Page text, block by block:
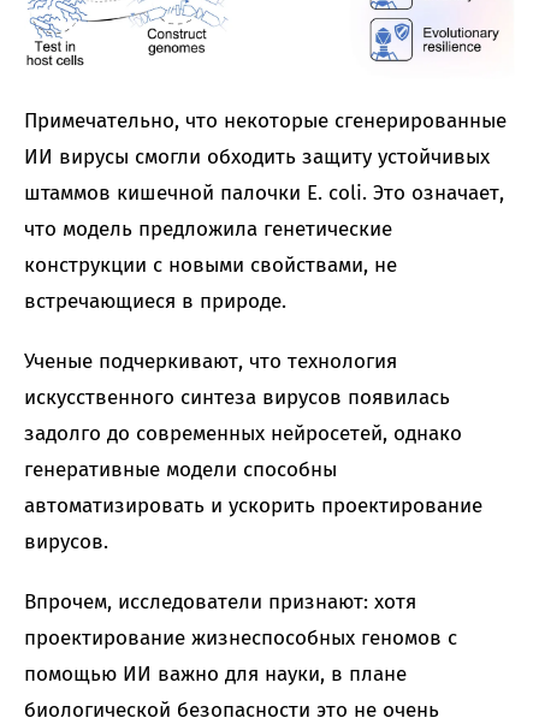
Примечательно, что некоторые сгенерированные
ИИ вирусы смогли обходить защиту устойчивых
штаммов кишечной палочки E. coli. Это означает,
что модель предложила генетические
конструкции с новыми свойствами, не
встречающиеся в природе.
Ученые подчеркивают, что технология
искусственного синтеза вирусов появилась
задолго до современных нейросетей, однако
генеративные модели способны
автоматизировать и ускорить проектирование
вирусов.
Впрочем, исследователи признают: хотя
проектирование жизнеспособных геномов с
помощью ИИ важно для науки, в плане
биологической безопасности это не очень